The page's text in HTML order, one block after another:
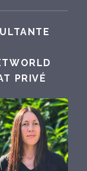
PRIVÉ